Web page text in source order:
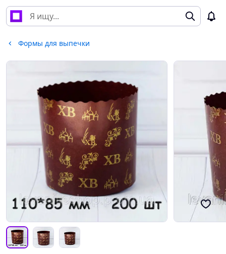
Формы для выпечки